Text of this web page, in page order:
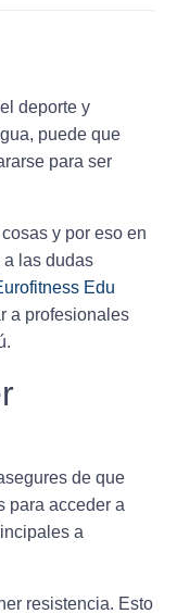
deporte y
puede que
para ser
y por eso en
a las dudas
Edu
a profesionales
de que
para acceder a
a
resistencia. Esto